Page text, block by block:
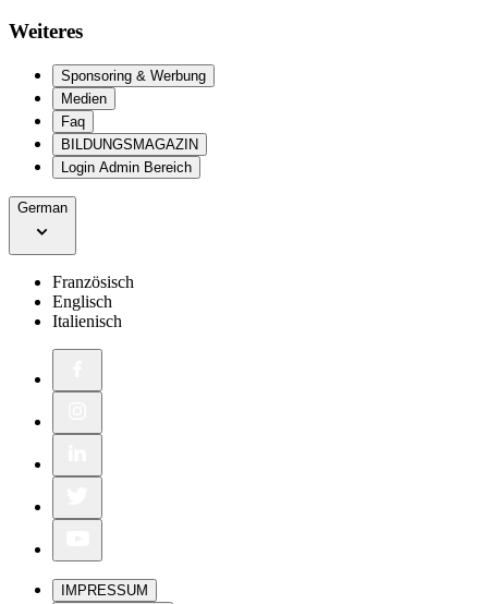
Weiteres
Sponsoring & Werbung
Medien
Faq
BILDUNGSMAGAZIN
Login Admin Bereich
German
Französisch
Englisch
Italienisch
IMPRESSUM